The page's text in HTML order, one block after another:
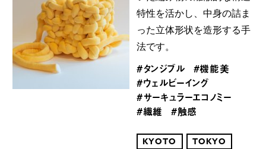
特性を活かし、中身の詰ま
った立体形状を造形する手
法です。
#タンジブル
#機能美
#ウェルビーイング
#サーキュラーエコノミー
#繊維
#触感
KYOTO
TOKYO